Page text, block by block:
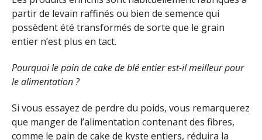
partir de levain raffinés ou bien de semence qui
possèdent été transformés de sorte que le grain
entier n’est plus en tact.
Pourquoi le pain de cake de blé entier est-il meilleur pour
le alimentation ?
Si vous essayez de perdre du poids, vous remarquerez
que manger de l’alimentation contenant des fibres,
comme le pain de cake de kyste entiers, réduira la